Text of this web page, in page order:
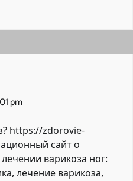
pm
https://zdorovie-
сайт о
варикоза ног:
лечение варикоза,